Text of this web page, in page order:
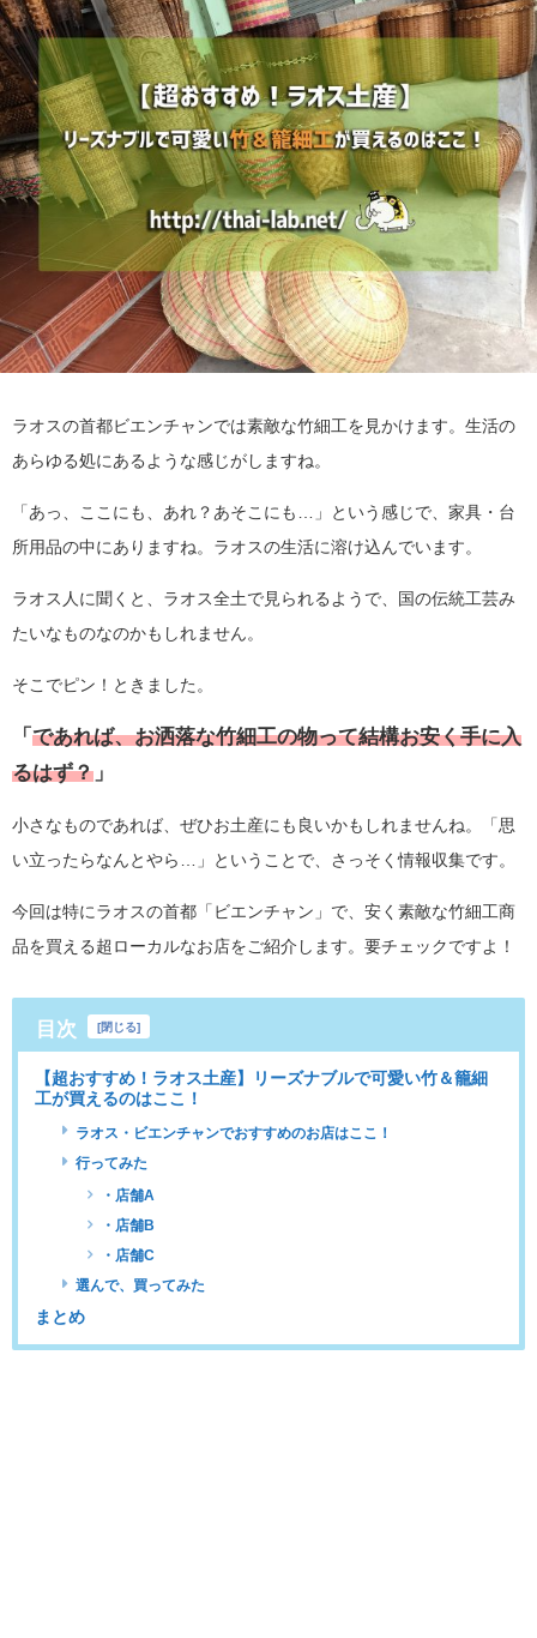
ラオスの首都ビエンチャンでは素敵な竹細工を見かけます。生活の
あらゆる処にあるような感じがしますね。
「あっ、ここにも、あれ？あそこにも…」という感じで、家具・台
所用品の中にありますね。ラオスの生活に溶け込んでいます。
ラオス人に聞くと、ラオス全土で見られるようで、国の伝統工芸み
たいなものなのかもしれません。
そこでピン！ときました。
「 であれば、お洒落な竹細工の物って結構お安く手に入
るはず？ 」
小さなものであれば、ぜひお土産にも良いかもしれませんね。「思
い立ったらなんとやら…」ということで、さっそく情報収集です。
今回は特にラオスの首都「ビエンチャン」で、安く素敵な竹細工商
品を買える超ローカルなお店をご紹介します。要チェックですよ！
目次 [閉じる]
【超おすすめ！ラオス土産】リーズナブルで可愛い竹＆籠細
工が買えるのはここ！
ラオス・ビエンチャンでおすすめのお店はここ！
行ってみた
・店舗A
・店舗B
・店舗C
選んで、買ってみた
まとめ